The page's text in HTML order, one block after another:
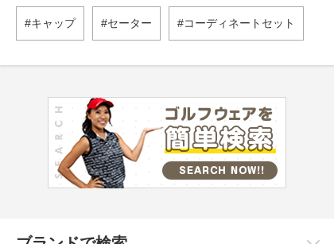
キャップ セーター コーディネートセット